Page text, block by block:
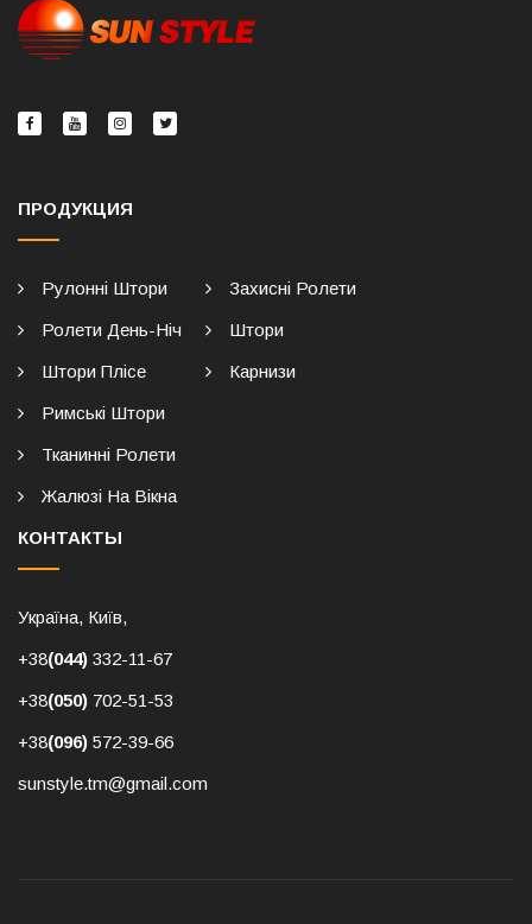
ПРОДУКЦИЯ
Рулонні Штори
Ролети День-Ніч
Штори Плісе
Римські Штори
Тканинні Ролети
Жалюзі На Вікна
Захисні Ролети
Штори
Карнизи
КОНТАКТЫ
Україна, Київ,
+38(044) 332-11-67
+38(050) 702-51-53
+38(096) 572-39-66
sunstyle.tm@gmail.com